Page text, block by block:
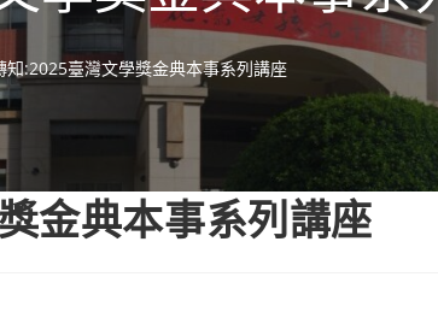
知:2025臺灣文學獎金典本事系列講座
金典本事系列講座